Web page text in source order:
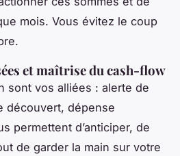
mois. Vous évitez le coup
et maîtrise du cash-flow
sont vos alliées : alerte de
découvert, dépense
permettent d’anticiper, de
de garder la main sur votre